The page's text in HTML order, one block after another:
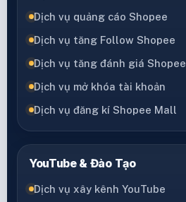
Dịch vụ quảng cáo Shopee
Dịch vụ tăng Follow Shopee
Dịch vụ tăng đánh giá Shopee
Dịch vụ mở khóa tài khoản
Dịch vụ đăng kí Shopee Mall
YouTube & Đào Tạo
Dịch vụ xây kênh YouTube